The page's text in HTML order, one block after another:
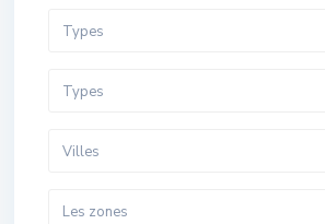
Types
Types
Villes
Les zones